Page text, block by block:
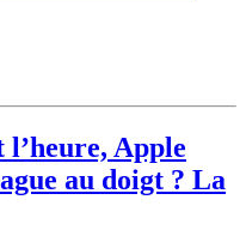
Apple
au doigt ? La